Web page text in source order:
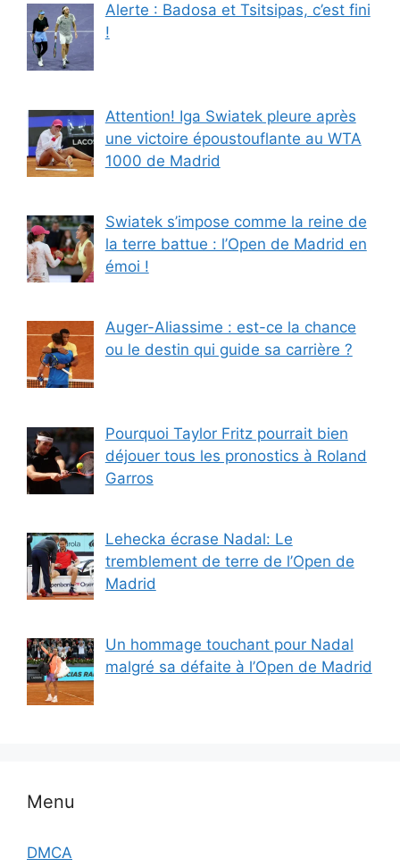
Alerte : Badosa et Tsitsipas, c’est fini
!
Attention! Iga Swiatek pleure après
une victoire époustouflante au WTA
1000 de Madrid
Swiatek s’impose comme la reine de
la terre battue : l’Open de Madrid en
émoi !
Auger-Aliassime : est-ce la chance
ou le destin qui guide sa carrière ?
Pourquoi Taylor Fritz pourrait bien
déjouer tous les pronostics à Roland
Garros
Lehecka écrase Nadal: Le
tremblement de terre de l’Open de
Madrid
Un hommage touchant pour Nadal
malgré sa défaite à l’Open de Madrid
Menu
DMCA